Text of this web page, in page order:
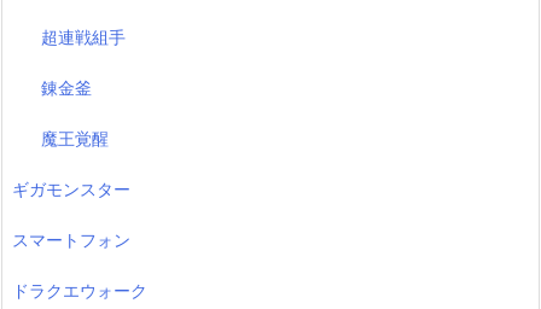
超連戦組手
錬金釜
魔王覚醒
ギガモンスター
スマートフォン
ドラクエウォーク